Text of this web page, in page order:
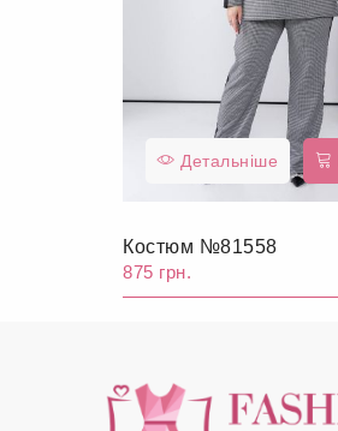
Детальніше
Костюм №81558
875 грн.